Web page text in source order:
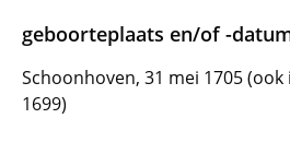
geboorteplaats en/of -
Schoonhoven, 31 mei 1705
1699)